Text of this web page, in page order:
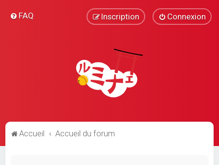
FAQ Connexion
Inscription
Accueil Accueil du forum